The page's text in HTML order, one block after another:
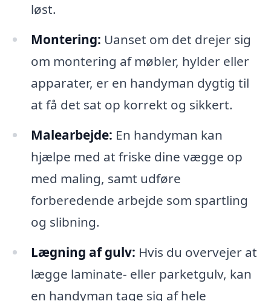
løst.
Montering: Uanset om det drejer sig
om montering af møbler, hylder eller
apparater, er en handyman dygtig til
at få det sat op korrekt og sikkert.
Malearbejde: En handyman kan
hjælpe med at friske dine vægge op
med maling, samt udføre
forberedende arbejde som spartling
og slibning.
Lægning af gulv: Hvis du overvejer at
lægge laminate- eller parketgulv, kan
en handyman tage sig af hele